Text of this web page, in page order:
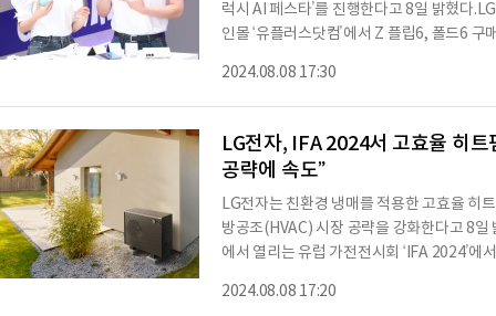
럭시 AI 페스타’를 진행한다고 8일 밝혔다
인몰 ‘유플러스닷컴’에서 Z 플립6, 폴드6
품권(6명), 치킨 쿠폰(589명) 등 경품을 제
고, 오는 31일까지 쓰던 폰을 반납한 고객은
원의 보상을 받을 수 있다. 유플닷컴에서 최
2024.08.08 17:30
LG전자, IFA 2024서 고효율 히
공략에 속도”
LG전자는 친환경 냉매를 적용한 고효율 히
방공조(HVAC) 시장 공략을 강화한다고 8
에서 열리는 유럽 가전전시회 ‘IFA 2024’에
‘공기열원 히트펌프(AWHP)’ 제품이다. 이
2024.08.08 17:20